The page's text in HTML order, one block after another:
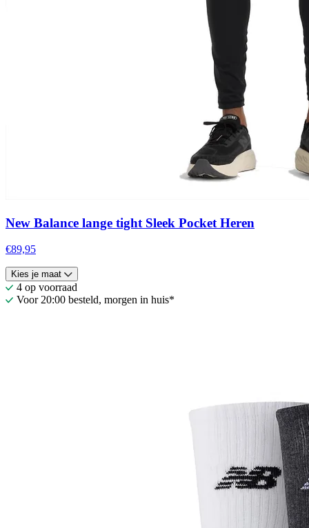
New Balance lange tight Sleek Pocket Heren
€89,95
Kies je maat
4 op voorraad
Voor 20:00 besteld, morgen in huis*